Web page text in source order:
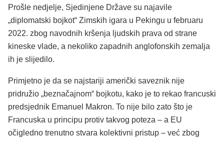
Prošle nedjelje, Sjedinjene Države su najavile
„diplomatski bojkot“ Zimskih igara u Pekingu u februaru
2022. zbog navodnih kršenja ljudskih prava od strane
kineske vlade, a nekoliko zapadnih anglofonskih zemalja
ih je slijedilo.
Primjetno je da se najstariji američki saveznik nije
pridružio „beznačajnom“ bojkotu, kako je to rekao francuski
predsjednik Emanuel Makron. To nije bilo zato što je
Francuska u principu protiv takvog poteza – a EU
očigledno trenutno stvara kolektivni pristup – već zbog